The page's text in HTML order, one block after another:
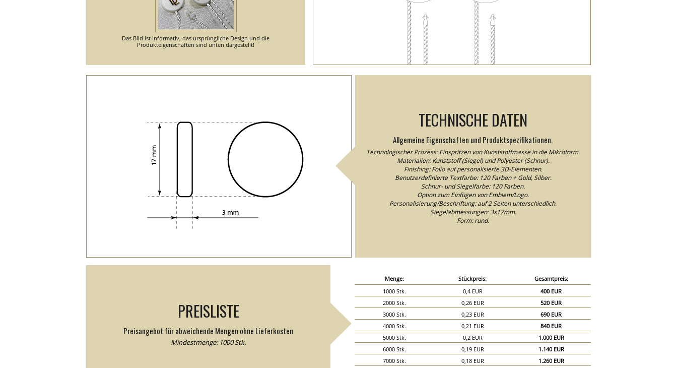
Das Bild ist informativ, das ursprüngliche Design und die
Produkteigenschaften sind unten dargestellt!
TECHNISCHE DATEN
Allgemeine Eigenschaften und Produktspezifikationen.
Technologischer Prozess: Einspritzen von Kunststoffmasse in die Mikroform.
Materialien: Kunststoff (Siegel) und Polyester (Schnur).
Finishing: Folio auf personalisierte 3D-Elementen.
Benutzerdefinierte Textfarbe: 120 Farben + Gold, Silber.
Schnur- und Siegelfarbe: 120 Farben.
Option zum Einfügen von Emblem/Logo.
Personalisierung/Beschriftung: auf 2 Seiten unterschiedlich.
Siegelabmessungen: 3x17mm.
Form: rund.
PREISLISTE
Preisangebot für abweichende Mengen ohne Lieferkosten
Mindestmenge: 1000 Stk.
Menge: Stückpreis:
Gesamtpreis:
1000 Stk.
0,4 EUR
400 EUR
2000 Stk.
0,26 EUR
520 EUR
3000 Stk.
0,23 EUR
690 EUR
4000 Stk.
0,21 EUR
840 EUR
5000 Stk.
0,2 EUR
1.000 EUR
6000 Stk.
0,19 EUR
1.140 EUR
7000 Stk.
0,18 EUR
1.260 EUR